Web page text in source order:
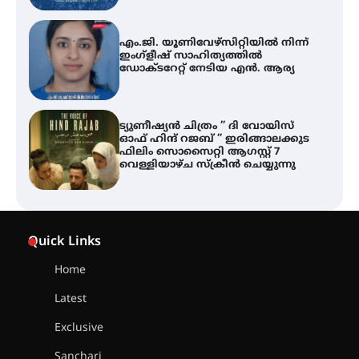
എം.ജി. യൂണിവേഴ്‌സിറ്റിയിൽ നിന്ന്
ഇംഗ്ളീഷ് സാഹിത്യത്തിൽ
ഡോക്ടറേറ്റ് നേടിയ എൻ. ആര്യ
ട്യുണീഷ്യൻ ചിത്രം ” ദി വോയിസ്
ഓഫ് ഹിന്ദ് റജബ് ” ഇരിങ്ങാലക്കുട
ഫിലിം സൊസൈറ്റി ആഗസ്റ്റ് 7
വെള്ളിയാഴ്ച സ്‌ക്രീൻ ചെയ്യുന്നു
Quick Links
Home
Latest
Exclusive